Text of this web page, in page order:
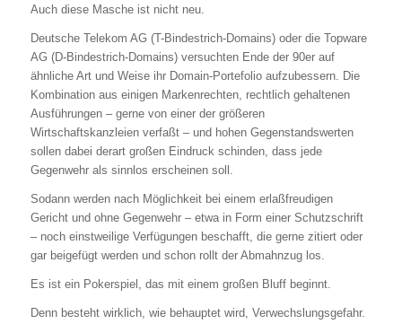
Auch diese Masche ist nicht neu.
Deutsche Telekom AG (T-Bindestrich-Domains) oder die Topware
AG (D-Bindestrich-Domains) versuchten Ende der 90er auf
ähnliche Art und Weise ihr Domain-Portefolio aufzubessern. Die
Kombination aus einigen Markenrechten, rechtlich gehaltenen
Ausführungen – gerne von einer der größeren
Wirtschaftskanzleien verfaßt – und hohen Gegenstandswerten
sollen dabei derart großen Eindruck schinden, dass jede
Gegenwehr als sinnlos erscheinen soll.
Sodann werden nach Möglichkeit bei einem erlaßfreudigen
Gericht und ohne Gegenwehr – etwa in Form einer Schutzschrift
– noch einstweilige Verfügungen beschafft, die gerne zitiert oder
gar beigefügt werden und schon rollt der Abmahnzug los.
Es ist ein Pokerspiel, das mit einem großen Bluff beginnt.
Denn besteht wirklich, wie behauptet wird, Verwechslungsgefahr.